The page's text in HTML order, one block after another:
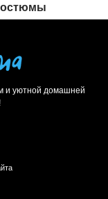
и уютной домашней